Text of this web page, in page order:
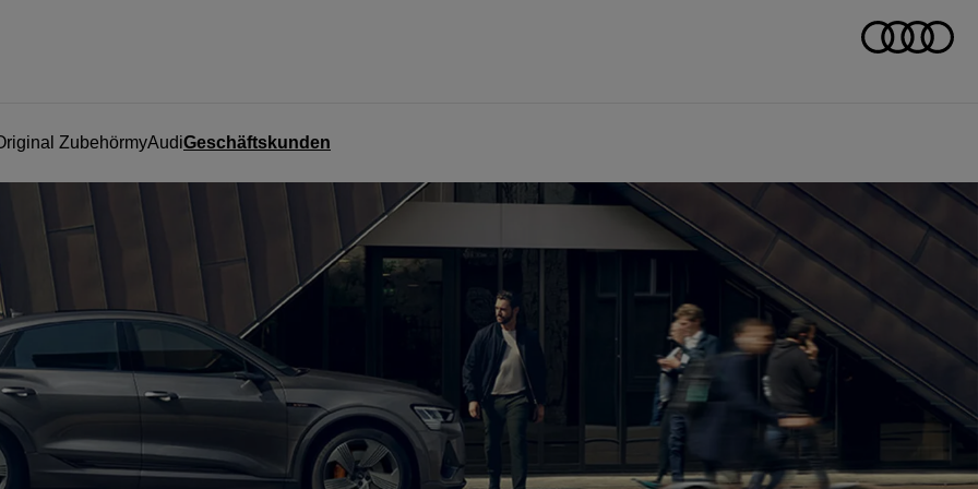
ZubehörmyAudiGeschäftskunden